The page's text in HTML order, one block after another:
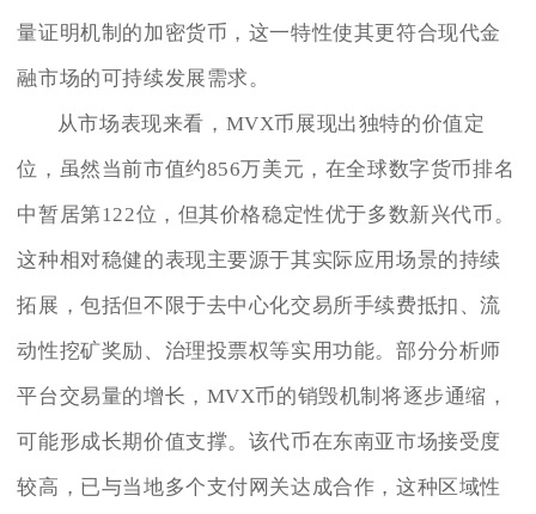
量证明机制的加密货币，这一特性使其更符合现代金
融市场的可持续发展需求。
从市场表现来看，MVX币展现出独特的价值定
位，虽然当前市值约856万美元，在全球数字货币排名
中暂居第122位，但其价格稳定性优于多数新兴代币。
这种相对稳健的表现主要源于其实际应用场景的持续
拓展，包括但不限于去中心化交易所手续费抵扣、流
动性挖矿奖励、治理投票权等实用功能。部分分析师
平台交易量的增长，MVX币的销毁机制将逐步通缩，
可能形成长期价值支撑。该代币在东南亚市场接受度
较高，已与当地多个支付网关达成合作，这种区域性